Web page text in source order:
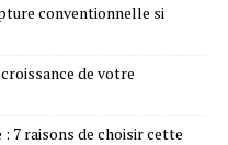
conventionnelle si
de votre
7 raisons de choisir cette